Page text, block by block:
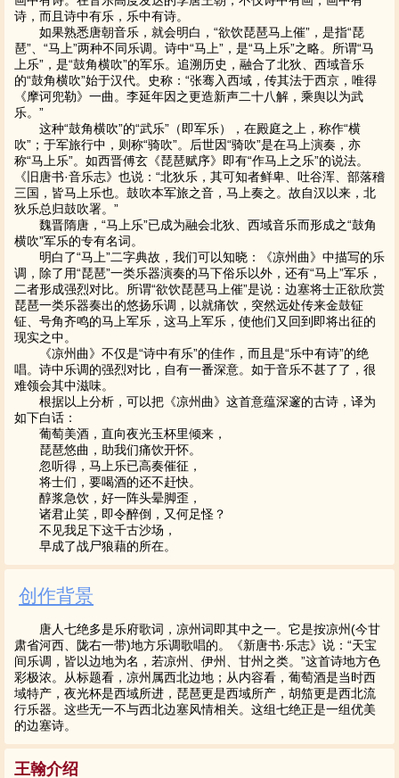
诗，而且诗中有乐，乐中有诗。
如果熟悉唐朝音乐，就会明白，“欲饮琵琶马上催”，是指“琵
琶”、“马上”两种不同乐调。诗中“马上”，是“马上乐”之略。所谓“马
上乐”，是“鼓角横吹”的军乐。追溯历史，融合了北狄、西域音乐
的“鼓角横吹”始于汉代。史称：“张骞入西域，传其法于西京，唯得
《摩诃兜勒》一曲。李延年因之更造新声二十八解，乘舆以为武
乐。”
这种“鼓角横吹”的“武乐”（即军乐），在殿庭之上，称作“横
吹”；于军旅行中，则称“骑吹”。后世因“骑吹”是在马上演奏，亦
称“马上乐”。如西晋傅玄《琵琶赋序》即有“作马上之乐”的说法。
《旧唐书·音乐志》也说：“北狄乐，其可知者鲜卑、吐谷浑、部落稽
三国，皆马上乐也。鼓吹本军旅之音，马上奏之。故自汉以来，北
狄乐总归鼓吹署。”
魏晋隋唐，“马上乐”已成为融会北狄、西域音乐而形成之“鼓角
横吹”军乐的专有名词。
明白了“马上”二字典故，我们可以知晓：《凉州曲》中描写的乐
调，除了用“琵琶”一类乐器演奏的马下俗乐以外，还有“马上”军乐，
二者形成强烈对比。所谓“欲饮琵琶马上催”是说：边塞将士正欲欣赏
琵琶一类乐器奏出的悠扬乐调，以就痛饮，突然远处传来金鼓钲
钲、号角齐鸣的马上军乐，这马上军乐，使他们又回到即将出征的
现实之中。
《凉州曲》不仅是“诗中有乐”的佳作，而且是“乐中有诗”的绝
唱。诗中乐调的强烈对比，自有一番深意。如于音乐不甚了了，很
难领会其中滋味。
根据以上分析，可以把《凉州曲》这首意蕴深邃的古诗，译为
如下白话：
葡萄美酒，直向夜光玉杯里倾来，
琵琶悠曲，助我们痛饮开怀。
忽听得，马上乐已高奏催征，
将士们，要喝酒的还不赶快。
醇浆急饮，好一阵头晕脚歪，
诸君止笑，即令醉倒，又何足怪？
不见我足下这千古沙场，
早成了战尸狼藉的所在。
创作背景
唐人七绝多是乐府歌词，凉州词即其中之一。它是按凉州(今甘
肃省河西、陇右一带)地方乐调歌唱的。《新唐书·乐志》说：“天宝
间乐调，皆以边地为名，若凉州、伊州、甘州之类。”这首诗地方色
彩极浓。从标题看，凉州属西北边地；从内容看，葡萄酒是当时西
域特产，夜光杯是西域所进，琵琶更是西域所产，胡笳更是西北流
行乐器。这些无一不与西北边塞风情相关。这组七绝正是一组优美
的边塞诗。
王翰介绍